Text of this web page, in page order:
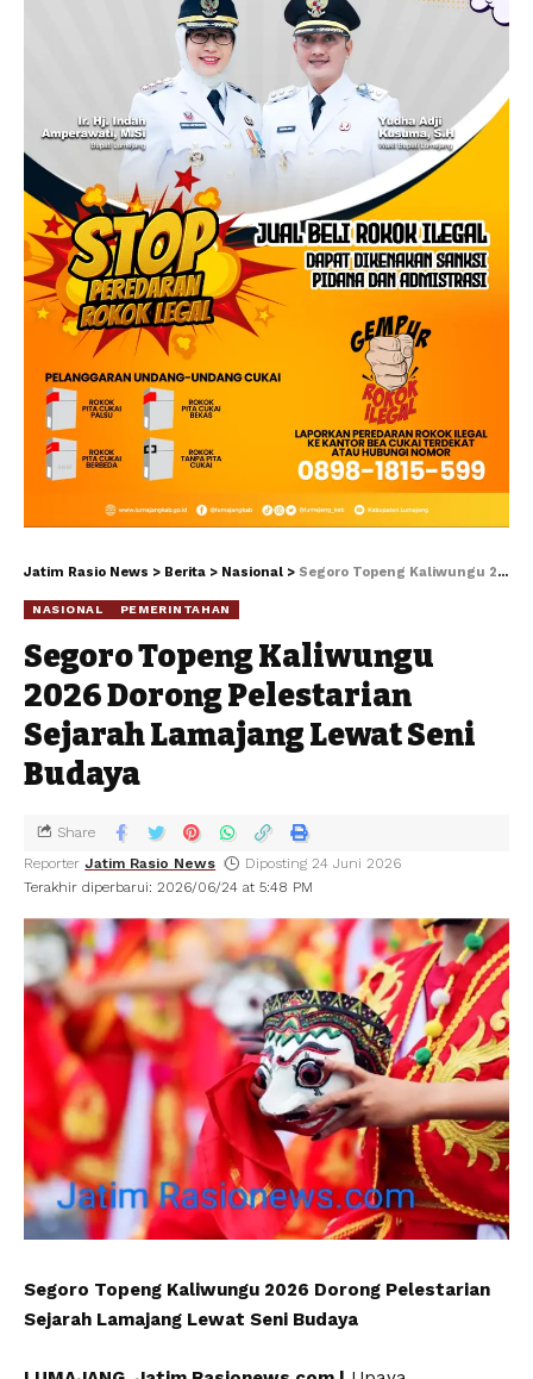
Jatim Rasio News > Berita > Nasional > Segoro Topeng Kaliwungu 2026 Dorong Pelestarian Sejarah Lamajang Lewat Seni Budaya
NASIONAL PEMERINTAHAN
Segoro Topeng Kaliwungu
2026 Dorong Pelestarian
Sejarah Lamajang Lewat Seni
Budaya
Terakhir diperbarui: 2026/06/24 at 5:48 PM
Reporter Jatim Rasio News Diposting 24 Juni 2026
Share
Segoro Topeng Kaliwungu 2026 Dorong Pelestarian
Sejarah Lamajang Lewat Seni Budaya